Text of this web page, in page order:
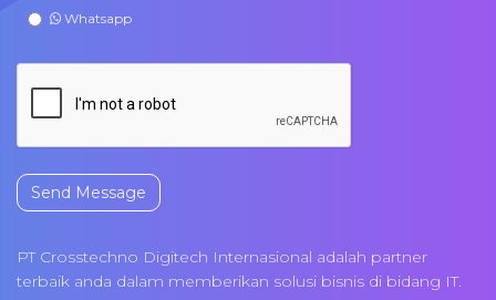
Whatsapp
Send Message
PT Crosstechno Digitech Internasional adalah partner
terbaik anda dalam memberikan solusi bisnis di bidang IT.